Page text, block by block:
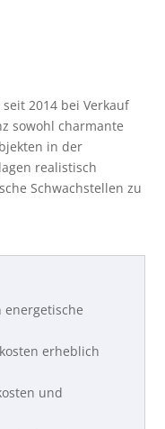
2014 bei Verkauf
sowohl charmante
in der
realistisch
Schwachstellen zu
erheblich
und